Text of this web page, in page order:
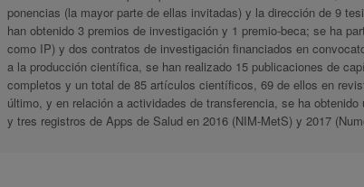
ponencias (la mayor parte de ellas invitadas) y la dirección de 9
han obtenido 3 premios de investigación y 1 premio-beca; se ha
como IP) y dos contratos de investigación financiados en
a la producción científica, se han realizado 15 publicaciones de
completos y un total de 85 artículos científicos, 69 de ellos en
último, y en relación a actividades de transferencia, se ha obtenido
y tres registros de Apps de Salud en 2016 (NIM-MetS) y 2017